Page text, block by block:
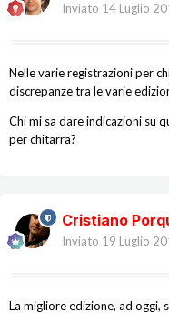
Inviato 14 Luglio
Nelle varie registrazioni per
discrepanze tra le varie
Chi mi sa dare indicazioni su
per chitarra?
Cristiano
Inviato 19 Luglio
La migliore edizione, ad oggi,